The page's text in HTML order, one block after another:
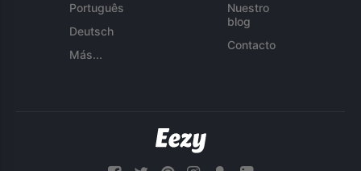
Português
Deutsch
Más...
Nuestro
blog
Contacto